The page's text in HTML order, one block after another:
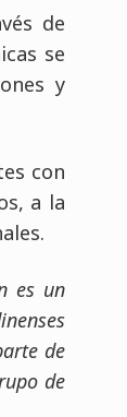
de
se
y
con
a la
es un
de
de